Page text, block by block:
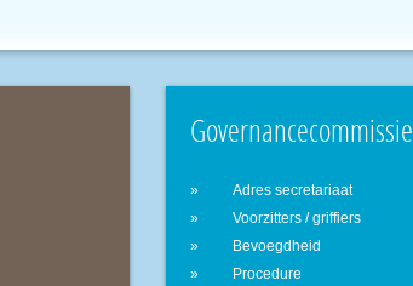
Governancecommissie
Adres secretariaat
Voorzitters / griffiers
Bevoegdheid
Procedure